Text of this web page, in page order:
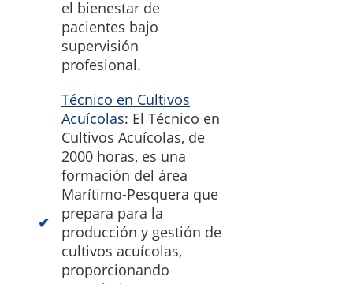
el bienestar de
pacientes bajo
supervisión
profesional.
Técnico en Cultivos
Acuícolas: El Técnico en
Cultivos Acuícolas, de
2000 horas, es una
formación del área
Marítimo-Pesquera que
prepara para la
producción y gestión de
cultivos acuícolas,
proporcionando